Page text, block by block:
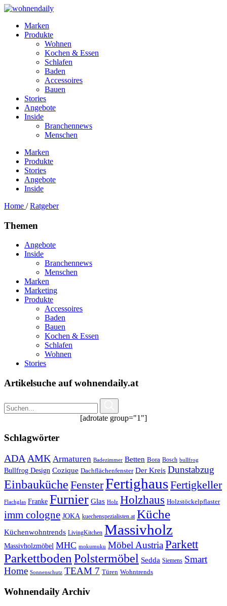
Marken
Produkte
Wohnen
Kochen & Essen
Schlafen
Baden
Accessoires
Bauen
Stories
Angebote
Inside
Branchennews
Menschen
Marken
Produkte
Stories
Angebote
Inside
Home /Ratgeber
Themen
Angebote
Inside
Branchennews
Menschen
Marken
Marketing
Produkte
Accessoires
Baden
Bauen
Kochen & Essen
Schlafen
Wohnen
Stories
Artikelsuche auf wohnendaily.at
[adrotate group="1"]
Schlagwörter
ADA AMK Armaturen Badezimmer Betten Bora Bosch bullfrog
Bullfrog Design Cozique Dachflächenfenster Der Kreis Dunstabzug
Einbauküche FensterFertighausFertigkeller
Flachglas Franke Furnier Glas Holz Holzhaus Holzstöckelpflaster
imm cologne JOKA kuechenspezialisten.at Küche
Küchenwohntrends LivingKitchen Massivholz
Massivholzmöbel MHC mokumuku Möbel AustriaParkett
Parkettboden Polstermöbel Sedda Siemens Smart
Home Sonnenschutz TEAM 7 Türen Wohntrends
Wohnendaily Archiv